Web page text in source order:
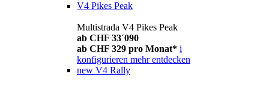
V4 Pikes Peak
Multistrada V4 Pikes Peak
ab CHF 33´090
ab CHF 329 pro Monat* i
konfigurieren mehr entdecken
new V4 Rally